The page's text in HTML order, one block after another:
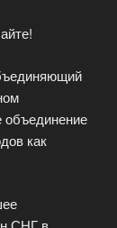
объединение
как